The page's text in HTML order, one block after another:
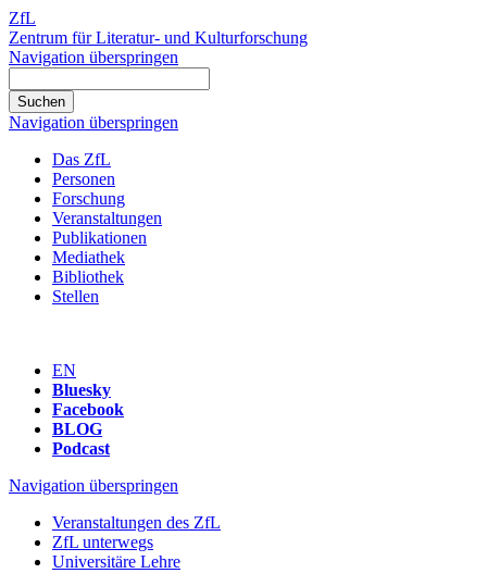
ZfL
Zentrum für Literatur- und Kulturforschung
Navigation überspringen
Navigation überspringen
Das ZfL
Personen
Forschung
Veranstaltungen
Publikationen
Mediathek
Bibliothek
Stellen
EN
Bluesky
Facebook
BLOG
Podcast
Navigation überspringen
Veranstaltungen des ZfL
ZfL unterwegs
Universitäre Lehre